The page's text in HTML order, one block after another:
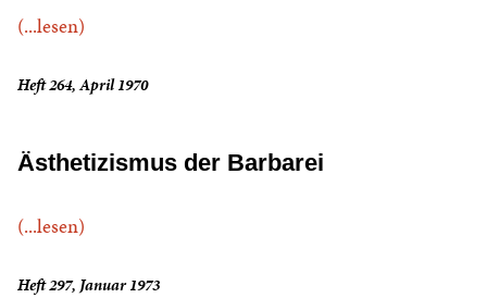
(...lesen)
Heft 264, April 1970
Ästhetizismus der Barbarei
(...lesen)
Heft 297, Januar 1973